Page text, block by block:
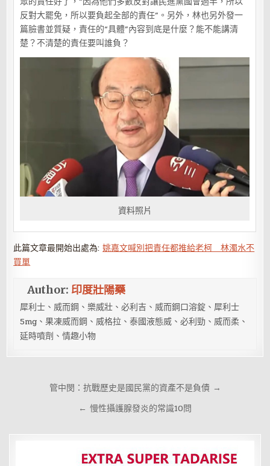
反對大罷免，所以要負起全部的責任”。另外，林也另外發一
篇臉書並質疑，責任的“具體”內容到底是什麼？能不能講清
楚？不清楚的責任要叫誰負？
資料照片
此篇文章最開始出處為:姚嘉文喊別把責任都推給老柯 林濁水不
買單
Author: 印度壯陽藥
犀利士、威而鋼、樂威壯、必利吉、威而鋼口溶錠、犀利士
5mg、果凍威而鋼、威格拉、泰國液態威、必利勁、威而柔、
延時噴劑、情趣小物
覽
管中閔：抗戰歷史是國民黨的資產不是負債 →
← 慢性攝護腺發炎的常識10問